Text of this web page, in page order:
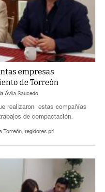
empresas
de Torreón
Ávila Saucedo
realizaron estas compañías
de compactación.
Torreón regidores pri